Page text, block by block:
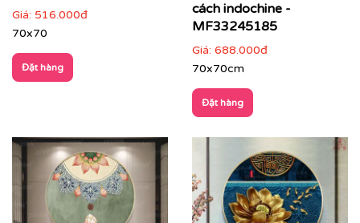
Giá: 516.000đ
70x70
Đặt hàng
cách indochine -
MF33245185
Giá: 688.000đ
70x70cm
Đặt hàng